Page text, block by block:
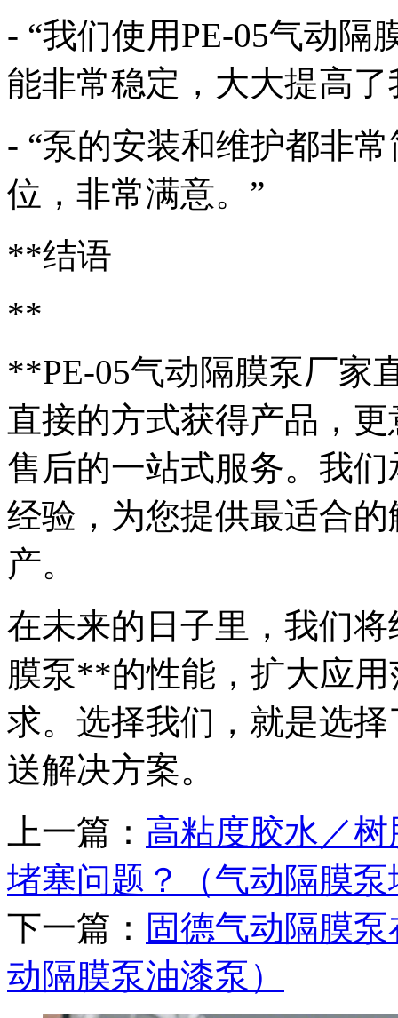
- “我们使用PE-05气动隔
能非常稳定，大大提高
- “泵的安装和维护都非
位，非常满意。”
**结语
**
**PE-05气动隔膜泵厂家
直接的方式获得产品，
售后的一站式服务。我
经验，为您提供最适合
产。
在未来的日子里，我们
膜泵**的性能，扩大应
求。选择我们，就是选
送解决方案。
上一篇： 高粘度胶水／
堵塞问题？（气动隔膜
下一篇： 固德气动隔膜
动隔膜泵油漆泵）